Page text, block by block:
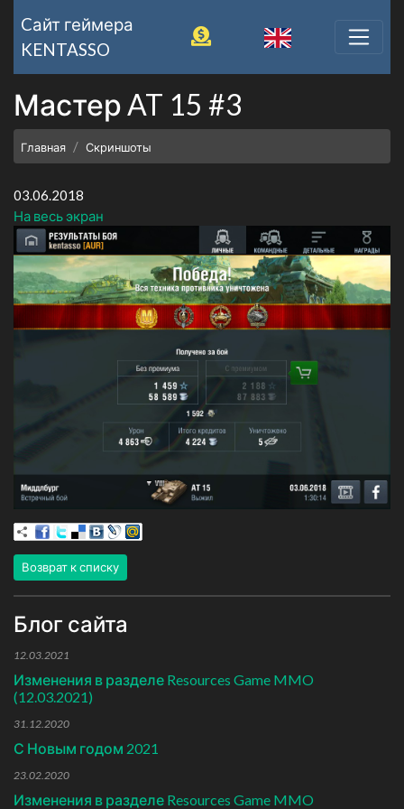
Cайт геймера
KENTASSO
Мастер AT 15 #3
Главная Скриншоты
03.06.2018
На весь экран
Возврат к списку
Блог сайта
12.03.2021
Изменения в разделе Resources Game MMO
(12.03.2021)
31.12.2020
С Новым годом 2021
23.02.2020
Изменения в разделе Resources Game MMO